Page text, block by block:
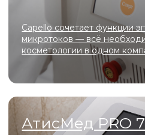
Комфортные, хорошо
кабинеты
Доступные цены
Регулярные скидки и акции
новых пациентов